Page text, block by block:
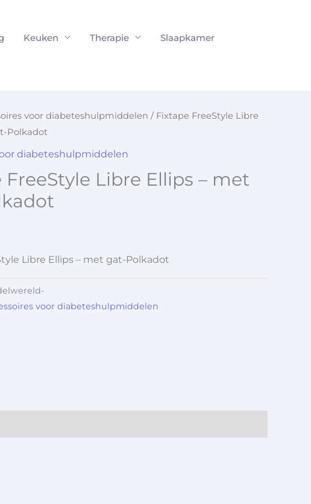
Keuken Therapie
Slaapkamer
voor diabeteshulpmiddelen / Fixtape FreeStyle Libre
Polkadot
diabeteshulpmiddelen
FreeStyle Libre Ellips – met
Libre Ellips – met gat-Polkadot
voor diabeteshulpmiddelen